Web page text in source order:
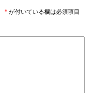
*が付いている欄は必須項目